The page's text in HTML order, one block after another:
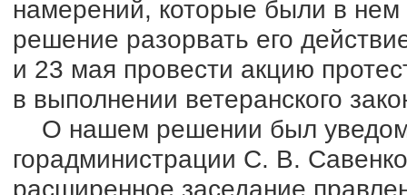
намерений, которые были в
решение разорвать его
и 23 мая провести акцию
в выполнении ветеранского
О нашем решении был
горадминистрации С. В.
расширенное заседание